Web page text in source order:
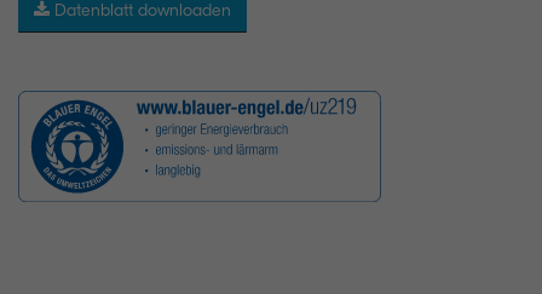
Datenblatt downloaden